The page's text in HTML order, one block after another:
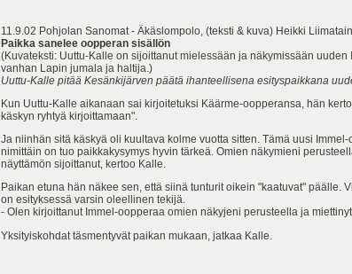
11.9.02 Pohjolan Sanomat - Äkäslompolo, (teksti & kuva) Heikki
Paikka sanelee oopperan sisällön
(Kuvateksti: Uuttu-Kalle on sijoittanut mielessään ja näkymissään
vanhan Lapin jumala ja haltija.)
Uuttu-Kalle pitää Kesänkijärven päätä ihanteellisena esityspaikkana
Kun Uuttu-Kalle aikanaan sai kirjoitetuksi Käärme-oopperansa, hän
käskyn ryhtyä kirjoittamaan".
Ja niinhän sitä käskyä oli kuultava kolme vuotta sitten. Tämä uusi
nimittäin on tuo paikkakysymys hyvin tärkeä. Omien näkymieni
näyttämön sijoittanut, kertoo Kalle.
Paikan etuna hän näkee sen, että siinä tunturit oikein "kaatuvat"
on esityksessä varsin oleellinen tekijä.
- Olen kirjoittanut Immel-oopperaa omien näkyjeni perusteella ja
Yksityiskohdat täsmentyvät paikan mukaan, jatkaa Kalle.